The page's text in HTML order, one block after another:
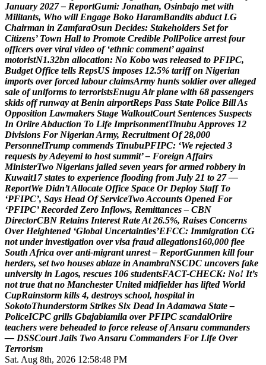
January 2027 – ReportGumi: Jonathan, Osinbajo met with
Militants, Who will Engage Boko HaramBandits abduct LG
Chairman in ZamfaraOsun Decides: Stakeholders Set for
Citizens’ Town Hall to Promote Credible PollPolice arrest four
officers over viral video of ‘ethnic comment’ against
motoristN1.32bn allocation: No Kobo was released to PFIPC,
Budget Office tells RepsUS imposes 12.5% tariff on Nigerian
imports over forced labour claimsArmy hunts soldier over alleged
sale of uniforms to terroristsEnuguAir plane with 68 passengers
skids off runway at Benin airportReps Pass State Police BillAs
Opposition Lawmakers Stage WalkoutCourt Sentences Suspects
In OriireAbduction To Life ImprisonmentTinubuApproves 12
Divisions For Nigerian Army, Recruitment Of 28,000
PersonnelTrump commends TinubuPFIPC: ‘We rejected 3
requests byAdeyemi to host summit’ – Foreign Affairs
MinisterTwo Nigerians jailed seven years for armed robbery in
Kuwait17 states to experience flooding from July 21 to 27 —
ReportWe Didn’tAllocate Office Space Or Deploy Staff To
‘PFIPC’, Says Head Of ServiceTwoAccounts Opened For
‘PFIPC’ Recorded Zero Inflows, Remittances – CBN
DirectorCBN Retains Interest RateAt 26.5%, Raises Concerns
Over Heightened ‘Global Uncertainties’EFCC: Immigration CG
not under investigation over visa fraud allegations160,000 flee
South Africa over anti-migrant unrest – ReportGunmen kill four
herders, set two houses ablaze in AnambraNSCDC uncovers fake
university in Lagos, rescues 106 studentsFACT-CHECK: No! It’s
not true that no Manchester United midfielder has lifted World
CupRainstorm kills 4, destroys school, hospital in
SokotoThunderstorm Strikes Six Dead In Adamawa State –
PoliceICPC grills Gbajabiamila over PFIPC scandalOriire
teachers were beheaded to force release ofAnsaru commanders
— DSSCourt Jails TwoAnsaru Commanders For Life Over
Terrorism
Sat. Aug 8th, 2026 12:58:49 PM